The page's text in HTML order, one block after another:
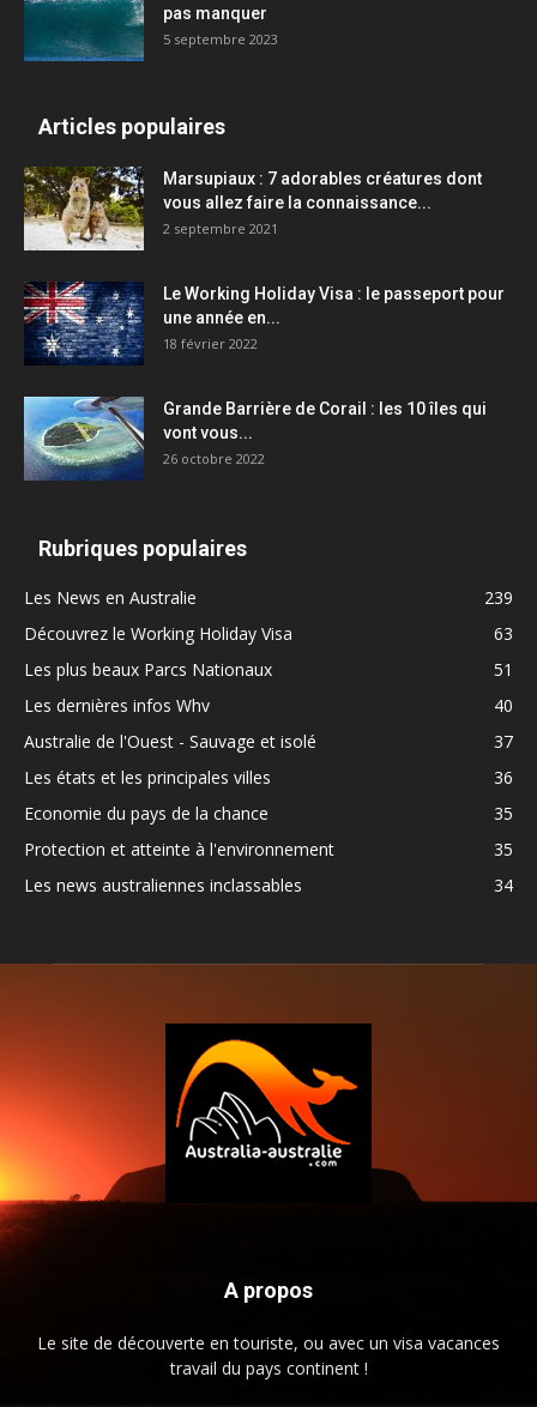
pas manquer
5 septembre 2023
Articles populaires
Marsupiaux : 7 adorables créatures dont
vous allez faire la connaissance...
2 septembre 2021
Le Working Holiday Visa : le passeport pour
une année en...
18 février 2022
Grande Barrière de Corail : les 10 îles qui
vont vous...
26 octobre 2022
Rubriques populaires
Les News en Australie
239
Découvrez le Working Holiday Visa
63
Les plus beaux Parcs Nationaux
51
Les dernières infos Whv
40
Australie de l'Ouest - Sauvage et isolé
37
Les états et les principales villes
36
Economie du pays de la chance
35
Protection et atteinte à l'environnement
35
Les news australiennes inclassables
34
A propos
Le site de découverte en touriste, ou avec un visa vacances
travail du pays continent !